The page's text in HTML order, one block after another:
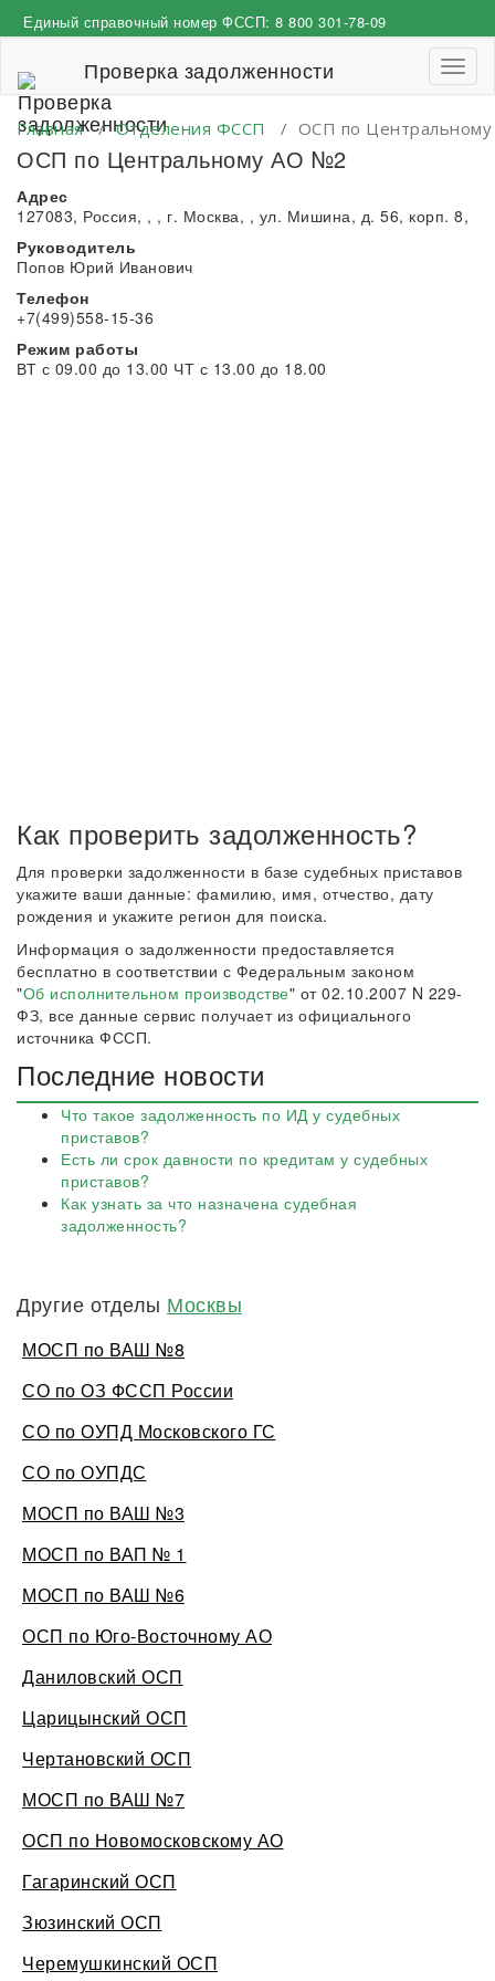
к
Единый справочный номер ФССП: 8 800 301-78-09
Проверка задолженности
Главная/Отделения ФССП / ОСП по
ОСП по Центральному АО №2
Адрес
127083, Россия, , , г. Москва, , ул. Мишина, д. 56, корп. 8,
Руководитель
Попов Юрий Иванович
Телефон
+7(499)558-15-36
Режим работы
ВТ с 09.00 до 13.00 ЧТ с 13.00 до 18.00
Как проверить задолженность?
Для проверки задолженности в базе судебных приставов
укажите ваши данные: фамилию, имя, отчество, дату
рождения и укажите регион для поиска.
Информация о задолженности предоставляется
бесплатно в соответствии с Федеральным законом
"Об исполнительном производстве" от 02.10.2007 N 229-
ФЗ, все данные сервис получает из официального
источника ФССП.
Последние новости
Что такое задолженность по ИД у судебных
приставов?
Есть ли срок давности по кредитам у судебных
приставов?
Как узнать за что назначена судебная
задолженность?
Другие отделы Москвы
МОСП по ВАШ №8
СО по ОЗ ФССП России
СО по ОУПД Московского ГС
СО по ОУПДС
МОСП по ВАШ №3
МОСП по ВАП № 1
МОСП по ВАШ №6
ОСП по Юго-Восточному АО
Даниловский ОСП
Царицынский ОСП
Чертановский ОСП
МОСП по ВАШ №7
ОСП по Новомосковскому АО
Гагаринский ОСП
Зюзинский ОСП
Черемушкинский ОСП